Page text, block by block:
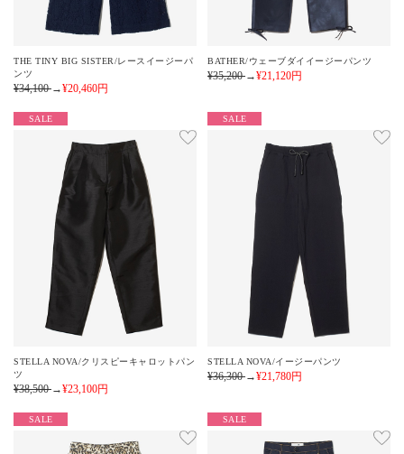
THE TINY BIG SISTER/レースイージーパ
ンツ
¥34,100→¥20,460円
BATHER/ウェーブダイイージーパンツ
¥35,200→¥21,120円
SALE
STELLA NOVA/クリスピーキャロットパン
ツ
¥38,500→¥23,100円
SALE
STELLA NOVA/イージーパンツ
¥36,300→¥21,780円
SALE SALE